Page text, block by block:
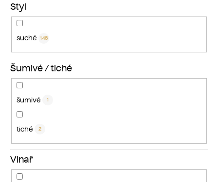
Styl
suché 148
Šumivé / tiché
šumivé 1
tiché 2
Vinař